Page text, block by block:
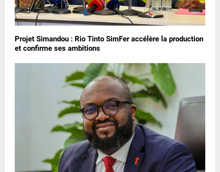
Projet Simandou : Rio Tinto SimFer accélère la production
et confirme ses ambitions